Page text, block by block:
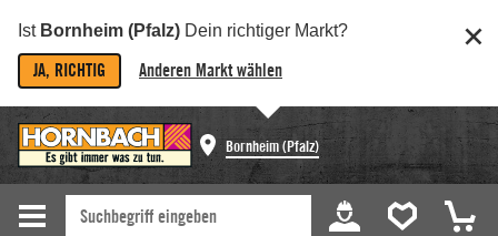
Ist Bornheim (Pfalz) Dein richtiger Markt?
JA, RICHTIG Anderen Markt wählen
Bornheim (Pfalz)